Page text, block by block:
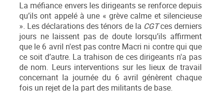
La méfiance envers les dirigeants se renforce depuis
qu’ils ont appelé à une « grève calme et silencieuse
». Les déclarations des ténors de la CGTces derniers
jours ne laissent pas de doute lorsqu’ils affirment
que le 6 avril n'est pas contre Macri ni contre qui que
ce soit d’autre. La trahison de ces dirigeants n'a pas
de nom. Leurs interventions sur les lieux de travail
concernant la journée du 6 avril génèrent chaque
fois un rejet de la part des militants de base.